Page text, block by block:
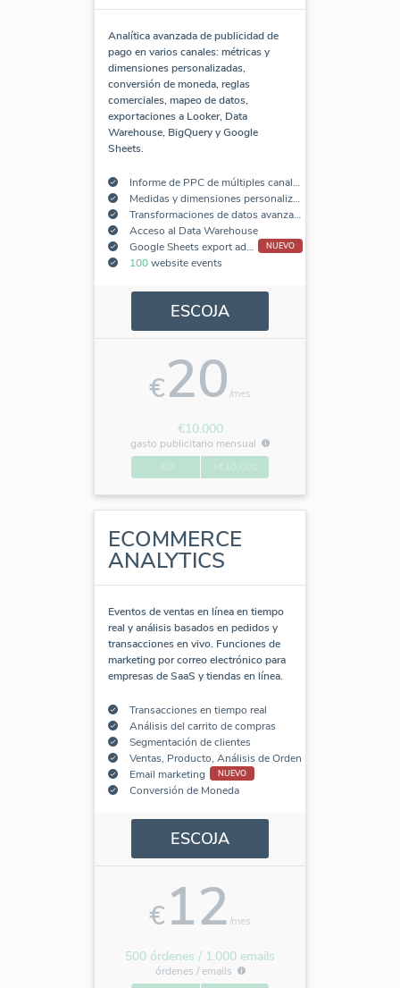
Analítica avanzada de publicidad de
pago en varios canales: métricas y
dimensiones personalizadas,
conversión de moneda, reglas
comerciales, mapeo de datos,
exportaciones a Looker, Data
Warehouse, BigQuery y Google
Sheets.
Informe de PPC de múltiples canales
Medidas y dimensiones personalizadas
Transformaciones de datos avanzadas
Acceso al Data Warehouse
Google Sheets export add-on
NUEVO
100website events
ESCOJA
€20/mes
€10.000
gasto publicitario mensual
ECOMMERCE
ANALYTICS
Eventos de ventas en línea en tiempo
real y análisis basados en pedidos y
transacciones en vivo. Funciones de
marketing por correo electrónico para
empresas de SaaS y tiendas en línea.
Transacciones en tiempo real
Análisis del carrito de compras
Segmentación de clientes
Ventas, Producto, Análisis de Orden
Email marketing
NUEVO
Conversión de Moneda
ESCOJA
€12/mes
500 órdenes / 1.000 emails
órdenes /emails